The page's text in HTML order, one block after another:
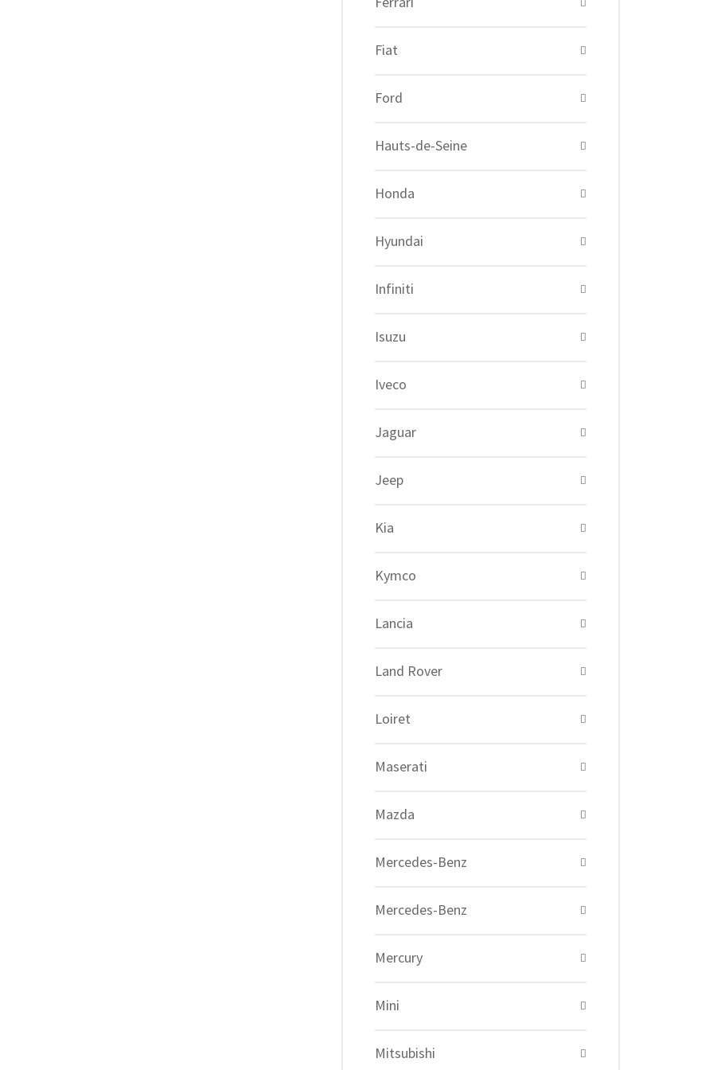
Fiat
Ford
Hauts-de-Seine
Honda
Hyundai
Infiniti
Isuzu
Iveco
Jaguar
Jeep
Kia
Kymco
Lancia
Land Rover
Loiret
Maserati
Mazda
Mercedes-Benz
Mercedes-Benz
Mercury
Mini
Mitsubishi